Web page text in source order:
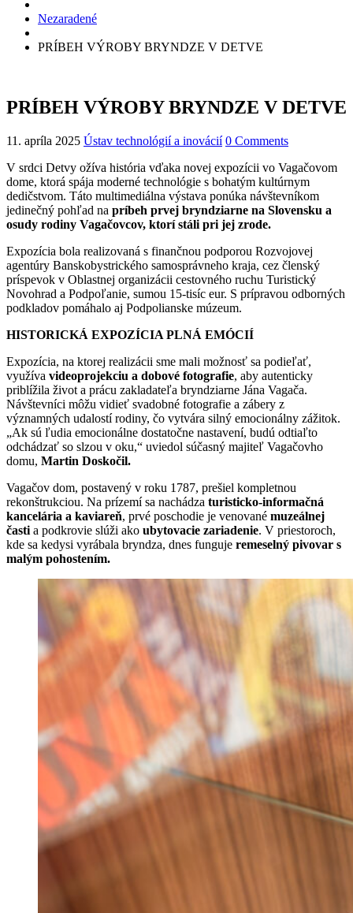
Nezaradené
PRÍBEH VÝROBY BRYNDZE V DETVE
PRÍBEH VÝROBY BRYNDZE V DETVE
11. apríla 2025 Ústav technológií a inovácií 0 Comments
V srdci Detvy ožíva história vďaka novej expozícii vo Vagačovom
dome, ktorá spája moderné technológie s bohatým kultúrnym
dedičstvom. Táto multimediálna výstava ponúka návštevníkom
jedinečný pohľad na príbeh prvej bryndziarne na Slovensku a
osudy rodiny Vagačovcov, ktorí stáli pri jej zrode.
Expozícia bola realizovaná s finančnou podporou Rozvojovej
agentúry Banskobystrického samosprávneho kraja, cez členský
príspevok v Oblastnej organizácii cestovného ruchu Turistický
Novohrad a Podpoľanie, sumou 15-tisíc eur. S prípravou odborných
podkladov pomáhalo aj Podpolianske múzeum.
HISTORICKÁ EXPOZÍCIA PLNÁ EMÓCIÍ
Expozícia, na ktorej realizácii sme mali možnosť sa podieľať,
využíva videoprojekciu a dobové fotografie, aby autenticky
priblížila život a prácu zakladateľa bryndziarne Jána Vagača.
Návštevníci môžu vidieť svadobné fotografie a zábery z
významných udalostí rodiny, čo vytvára silný emocionálny zážitok.
„Ak sú ľudia emocionálne dostatočne nastavení, budú odtiaľto
odchádzať so slzou v oku,“ uviedol súčasný majiteľ Vagačovho
domu, Martin Doskočil.
Vagačov dom, postavený v roku 1787, prešiel kompletnou
rekonštrukciou. Na prízemí sa nachádza turisticko-informačná
kancelária a kaviareň, prvé poschodie je venované muzeálnej
časti a podkrovie slúži ako ubytovacie zariadenie. V priestoroch,
kde sa kedysi vyrábala bryndza, dnes funguje remeselný pivovar s
malým pohostením.